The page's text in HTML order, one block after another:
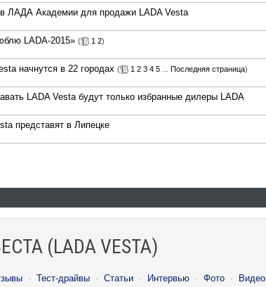
в ЛАДА Академии для продажи LADA Vesta
LADA-2015» ( 1 2)
начнутся в 22 городах ( 1 2 3 4 5 Последняя страница)
LADA Vesta будут только избранные дилеры LADA
представят в Липецке
(LADA VESTA)
· Тест-драйвы · Статьи · Интервью · Фото · Видео